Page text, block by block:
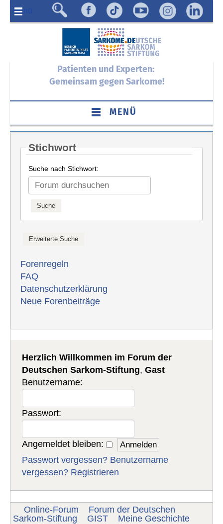
Menü
Patienten und Experten:
Gemeinsam gegen Sarkome!
MENÜ
Stichwort
Suche nach Stichwort:
Forenregeln
FAQ
Datenschutzerklärung
Neue Forenbeiträge
Herzlich Willkommen im Forum der
Deutschen Sarkom-Stiftung,Gast
Benutzername:
Passwort:
Angemeldet bleiben:
Passwort vergessen? Benutzername
vergessen? Registrieren
Online-Forum
Forum der Deutschen
Sarkom-Stiftung
GIST Meine Geschichte